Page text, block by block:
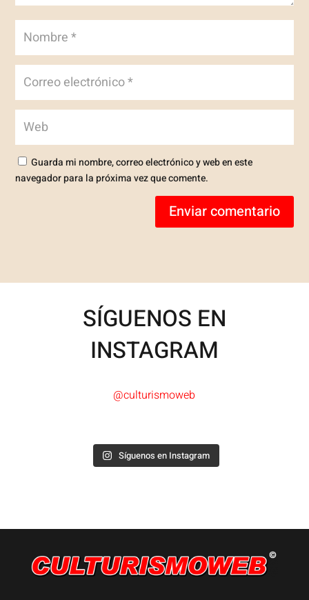
Guarda mi nombre, correo electrónico y web en este
navegador para la próxima vez que comente.
Enviar comentario
SÍGUENOS EN
INSTAGRAM
@culturismoweb
Síguenos en Instagram